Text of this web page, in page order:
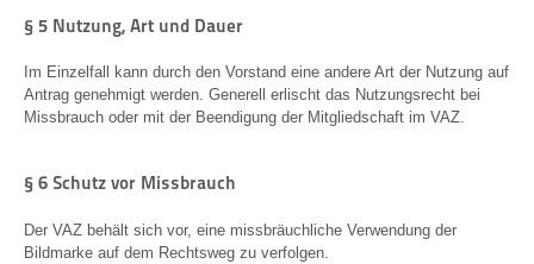
§ 5 Nutzung, Art und Dauer
Im Einzelfall kann durch den Vorstand eine andere Art der Nutzung auf
Antrag genehmigt werden. Generell erlischt das Nutzungsrecht bei
Missbrauch oder mit der Beendigung der Mitgliedschaft im VAZ.
§ 6 Schutz vor Missbrauch
Der VAZ behält sich vor, eine missbräuchliche Verwendung der
Bildmarke auf dem Rechtsweg zu verfolgen.